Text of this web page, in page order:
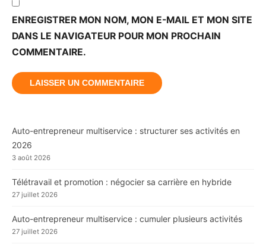
ENREGISTRER MON NOM, MON E-MAIL ET MON SITE
DANS LE NAVIGATEUR POUR MON PROCHAIN
COMMENTAIRE.
Auto-entrepreneur multiservice : structurer ses activités en
2026
3 août 2026
Télétravail et promotion : négocier sa carrière en hybride
27 juillet 2026
Auto-entrepreneur multiservice : cumuler plusieurs activités
27 juillet 2026